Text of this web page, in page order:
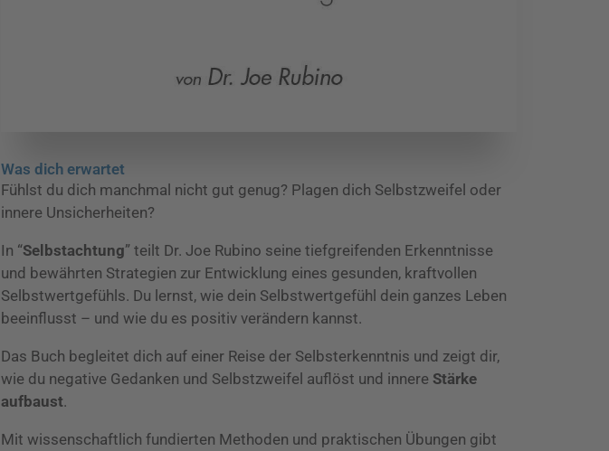
Was dich erwartet
Fühlst du dich manchmal nicht gut genug? Plagen dich Selbstzweifel oder
innere Unsicherheiten?
In “Selbstachtung” teilt Dr. Joe Rubino seine tiefgreifenden Erkenntnisse
und bewährten Strategien zur Entwicklung eines gesunden, kraftvollen
Selbstwertgefühls. Du lernst, wie dein Selbstwertgefühl dein ganzes Leben
beeinflusst – und wie du es positiv verändern kannst.
Das Buch begleitet dich auf einer Reise der Selbsterkenntnis und zeigt dir,
wie du negative Gedanken und Selbstzweifel auflöst und innere Stärke
aufbaust.
Mit wissenschaftlich fundierten Methoden und praktischen Übungen gibt